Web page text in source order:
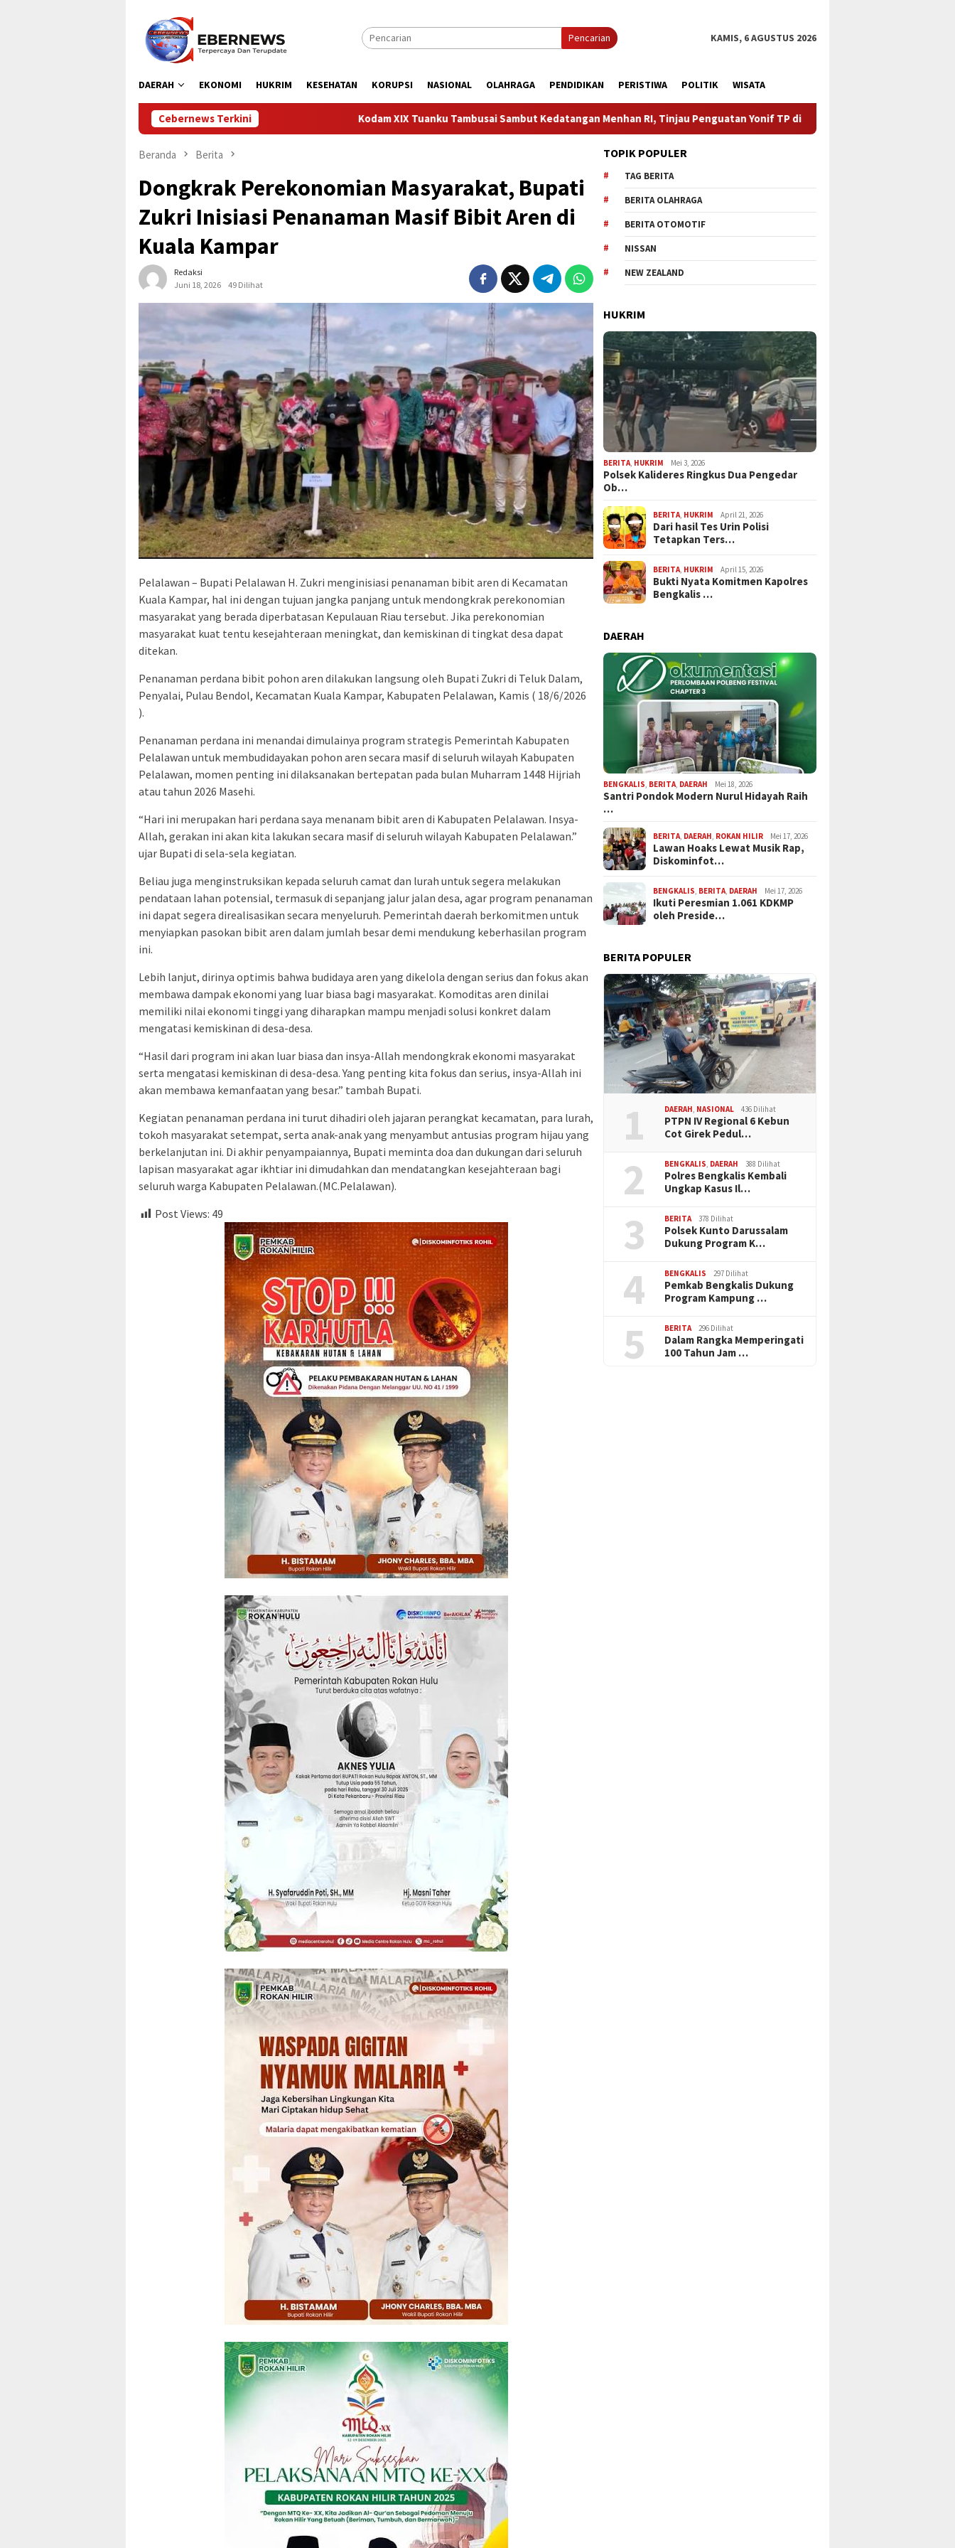
konten
Pencarian KAMIS, 6 AGUSTUS 2026
DAERAH EKONOMI HUKRIM KESEHATAN KORUPSI NASIONAL OLAHRAGA PENDIDIKAN PERISTIWA POLITIK WISATA
Cebernews TerkiniKodam XIX Tuanku Tambusai Sambut Kedatangan Menhan RI, Tinjau Penguatan Yonif TP di Bengkalis dan Kampar
Beranda Berita
Dongkrak Perekonomian Masyarakat, Bupati
Zukri Inisiasi Penanaman Masif Bibit Aren di
Kuala Kampar
Redaksi
Juni 18, 2026
49 Dilihat
Pelalawan – Bupati Pelalawan H. Zukri menginisiasi penanaman bibit aren di Kecamatan
Kuala Kampar, hal ini dengan tujuan jangka panjang untuk mendongkrak perekonomian
masyarakat yang berada diperbatasan Kepulauan Riau tersebut. Jika perekonomian
masyarakat kuat tentu kesejahteraan meningkat, dan kemiskinan di tingkat desa dapat
ditekan.
Penanaman perdana bibit pohon aren dilakukan langsung oleh Bupati Zukri di Teluk Dalam,
Penyalai, Pulau Bendol, Kecamatan Kuala Kampar, Kabupaten Pelalawan, Kamis ( 18/6/2026
).
Penanaman perdana ini menandai dimulainya program strategis Pemerintah Kabupaten
Pelalawan untuk membudidayakan pohon aren secara masif di seluruh wilayah Kabupaten
Pelalawan, momen penting ini dilaksanakan bertepatan pada bulan Muharram 1448 Hijriah
atau tahun 2026 Masehi.
“Hari ini merupakan hari perdana saya menanam bibit aren di Kabupaten Pelalawan. Insya-
Allah, gerakan ini akan kita lakukan secara masif di seluruh wilayah Kabupaten Pelalawan.”
ujar Bupati di sela-sela kegiatan.
Beliau juga menginstruksikan kepada seluruh camat dan lurah untuk segera melakukan
pendataan lahan potensial, termasuk di sepanjang jalur jalan desa, agar program penanaman
ini dapat segera direalisasikan secara menyeluruh. Pemerintah daerah berkomitmen untuk
menyiapkan pasokan bibit aren dalam jumlah besar demi mendukung keberhasilan program
ini.
Lebih lanjut, dirinya optimis bahwa budidaya aren yang dikelola dengan serius dan fokus akan
membawa dampak ekonomi yang luar biasa bagi masyarakat. Komoditas aren dinilai
memiliki nilai ekonomi tinggi yang diharapkan mampu menjadi solusi konkret dalam
mengatasi kemiskinan di desa-desa.
“Hasil dari program ini akan luar biasa dan insya-Allah mendongkrak ekonomi masyarakat
serta mengatasi kemiskinan di desa-desa. Yang penting kita fokus dan serius, insya-Allah ini
akan membawa kemanfaatan yang besar.” tambah Bupati.
Kegiatan penanaman perdana ini turut dihadiri oleh jajaran perangkat kecamatan, para lurah,
tokoh masyarakat setempat, serta anak-anak yang menyambut antusias program hijau yang
berkelanjutan ini. Di akhir penyampaiannya, Bupati meminta doa dan dukungan dari seluruh
lapisan masyarakat agar ikhtiar ini dimudahkan dan mendatangkan kesejahteraan bagi
seluruh warga Kabupaten Pelalawan.(MC.Pelalawan).
Post Views: 49
TOPIK POPULER
TAG BERITA
BERITA OLAHRAGA
BERITA OTOMOTIF
NISSAN
NEW ZEALAND
HUKRIM
BERITA HUKRIM Mei 3, 2026
Polsek Kalideres Ringkus Dua Pengedar
Ob…
BERITA HUKRIM April 21, 2026
Dari hasil Tes Urin Polisi
Tetapkan Ters…
BERITA HUKRIM April 15, 2026
Bukti Nyata Komitmen Kapolres
Bengkalis …
DAERAH
BENGKALIS BERITA DAERAH Mei 18, 2026
Santri Pondok Modern Nurul Hidayah Raih
…
BERITA DAERAH ROKAN HILIR Mei 17, 2026
Lawan Hoaks Lewat Musik Rap,
Diskominfot…
BENGKALIS BERITA DAERAH Mei 17, 2026
Ikuti Peresmian 1.061 KDKMP
oleh Preside…
BERITA POPULER
1 DAERAH, NASIONAL 436 Dilihat
PTPN IV Regional 6 Kebun
Cot Girek Pedul…
2 BENGKALIS, DAERAH 388 Dilihat
Polres Bengkalis Kembali
Ungkap Kasus Il…
3 BERITA 378 Dilihat
Polsek Kunto Darussalam
Dukung Program K…
4 BENGKALIS 297 Dilihat
Pemkab Bengkalis Dukung
Program Kampung …
5 BERITA 296 Dilihat
Dalam Rangka Memperingati
100 Tahun Jam …